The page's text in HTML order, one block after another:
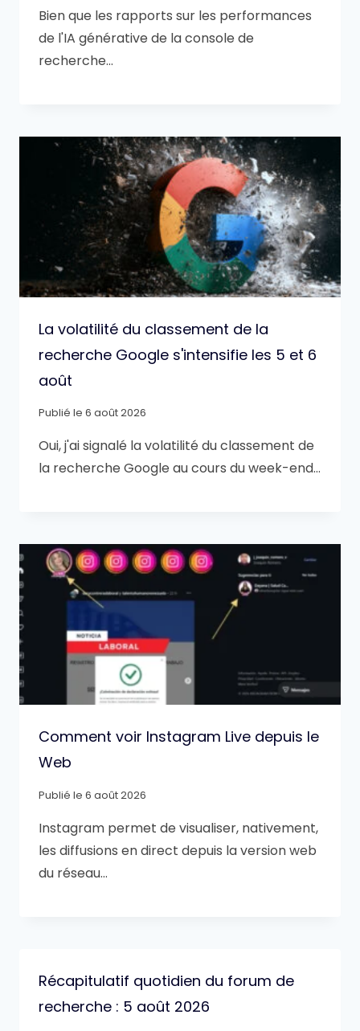
Bien que les rapports sur les performances
de l'IA générative de la console de
recherche…
La volatilité du classement de la
recherche Google s'intensifie les 5 et 6
août
Publié le 6 août 2026
Oui, j'ai signalé la volatilité du classement de
la recherche Google au cours du week-end…
Comment voir Instagram Live depuis le
Web
Publié le 6 août 2026
Instagram permet de visualiser, nativement,
les diffusions en direct depuis la version web
du réseau…
Récapitulatif quotidien du forum de
recherche : 5 août 2026